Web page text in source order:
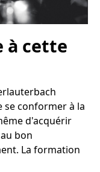
à cette
se conformer à la
d'acquérir
bon
La formation